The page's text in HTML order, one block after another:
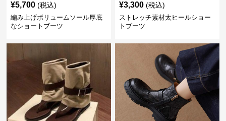
¥5,700 (税込)
編み上げボリュームソール厚底
なショートブーツ
¥3,300 (税込)
ストレッチ素材太ヒールショー
トブーツ